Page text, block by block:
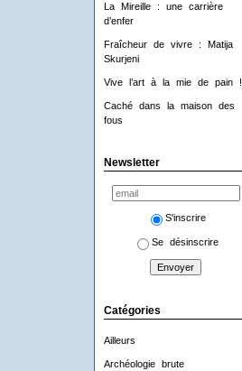
La Mireille : une carrière
d’enfer
Fraîcheur de vivre : Matija
Skurjeni
Vive l’art à la mie de pain !
Caché dans la maison des
fous
Newsletter
S'inscrire
Se désinscrire
Catégories
Ailleurs
Archéologie brute